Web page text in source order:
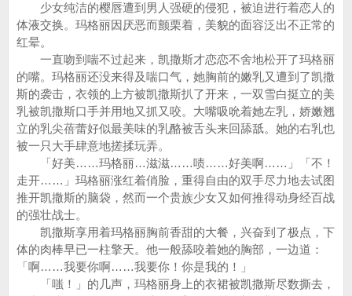
少女纯洁的樱唇遭到男人强硬的侵犯，被迫进行着恋人的
体液交换。玛格丽因厌恶而颤栗着，美貌的面容泛出不正常的
红晕。
一直吻到喘不过起来，凯撒斯才恋恋不舍地松开了玛格丽
的嘴。玛格丽还没来得及喘口气，她胸前的嫩乳又遭到了凯撒
斯的袭击，衣领的上方被凯撒斯扒了开来，一双雪白挺立的美
乳被凯撒斯口手并用地又抓又咬。大嘴吸吮着她左乳，娇嫩翘
立的乳尖蓓蕾好似最美味的乳酪被舌头来回舔舐。她的右乳也
被一只大手肆意地搓揉玩弄。
「好美……玛格丽…滋滋……啧……好美啊……」「不！
走开……」玛格丽涨红着俏脸，重得自由的双手尽力地去试图
推开凯撒斯的脑袋，然而一个贵族少女又如何推得动身经百战
的强壮战士。
凯撒斯享用着玛格丽胸前香甜的大餐，兴奋到了极点，下
体的肉棒早已一柱擎天。他一般舔咬着她的胸部，一边道：
「啊……我要你啊……我要你！你是我的！」
「嗤！」的几声，玛格丽身上的衣裙被凯撒斯尽数撕去，